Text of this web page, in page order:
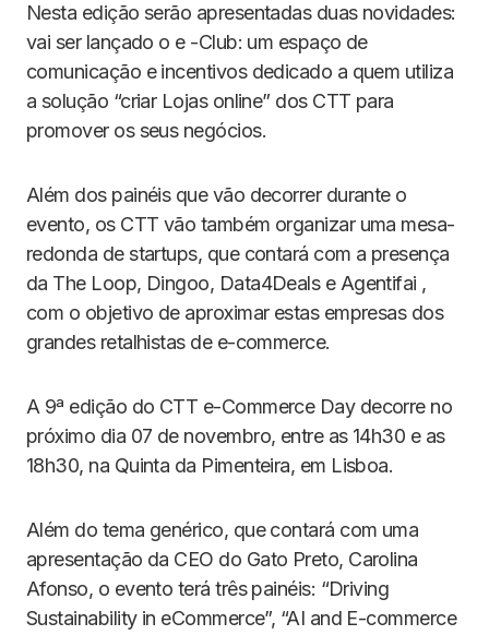
Nesta edição serão apresentadas duas novidades:
vai ser lançado o e -Club: um espaço de
comunicação e incentivos dedicado a quem utiliza
a solução “criar Lojas online” dos CTT para
promover os seus negócios.
Além dos painéis que vão decorrer durante o
evento, os CTT vão também organizar uma mesa-
redonda de startups, que contará com a presença
da The Loop, Dingoo, Data4Deals e Agentifai ,
com o objetivo de aproximar estas empresas dos
grandes retalhistas de e-commerce.
A 9ª edição do CTT e-Commerce Day decorre no
próximo dia 07 de novembro, entre as 14h30 e as
18h30, na Quinta da Pimenteira, em Lisboa.
Além do tema genérico, que contará com uma
apresentação da CEO do Gato Preto, Carolina
Afonso, o evento terá três painéis: “Driving
Sustainability in eCommerce”, “AI and E-commerce